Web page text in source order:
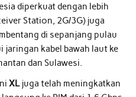
diperkuat dengan lebih
Station, 2G/3G) juga
di sepanjang pulau
jaringan kabel bawah laut ke
dan Sulawesi.
XLjuga telah meningkatkan